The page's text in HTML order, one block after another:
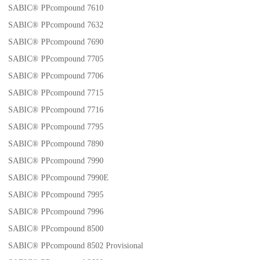
SABIC® PPcompound 7610
SABIC® PPcompound 7632
SABIC® PPcompound 7690
SABIC® PPcompound 7705
SABIC® PPcompound 7706
SABIC® PPcompound 7715
SABIC® PPcompound 7716
SABIC® PPcompound 7795
SABIC® PPcompound 7890
SABIC® PPcompound 7990
SABIC® PPcompound 7990E
SABIC® PPcompound 7995
SABIC® PPcompound 7996
SABIC® PPcompound 8500
SABIC® PPcompound 8502 Provisional